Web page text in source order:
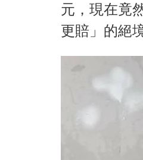
元，現在竟
更賠」的絕境